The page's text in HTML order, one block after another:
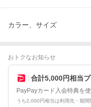
カラー、サイズ
おトクなお知らせ
合計5,000円相当プ
PayPayカード入会特典を使
うち2,000円相当は利用先・期間